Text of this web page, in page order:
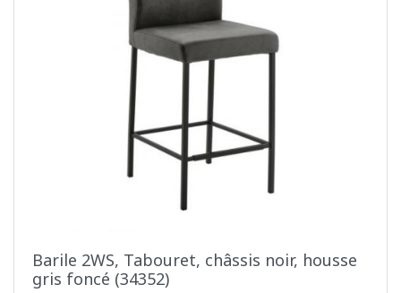
Barile 2WS, Tabouret, châssis noir, housse
gris foncé (34352)